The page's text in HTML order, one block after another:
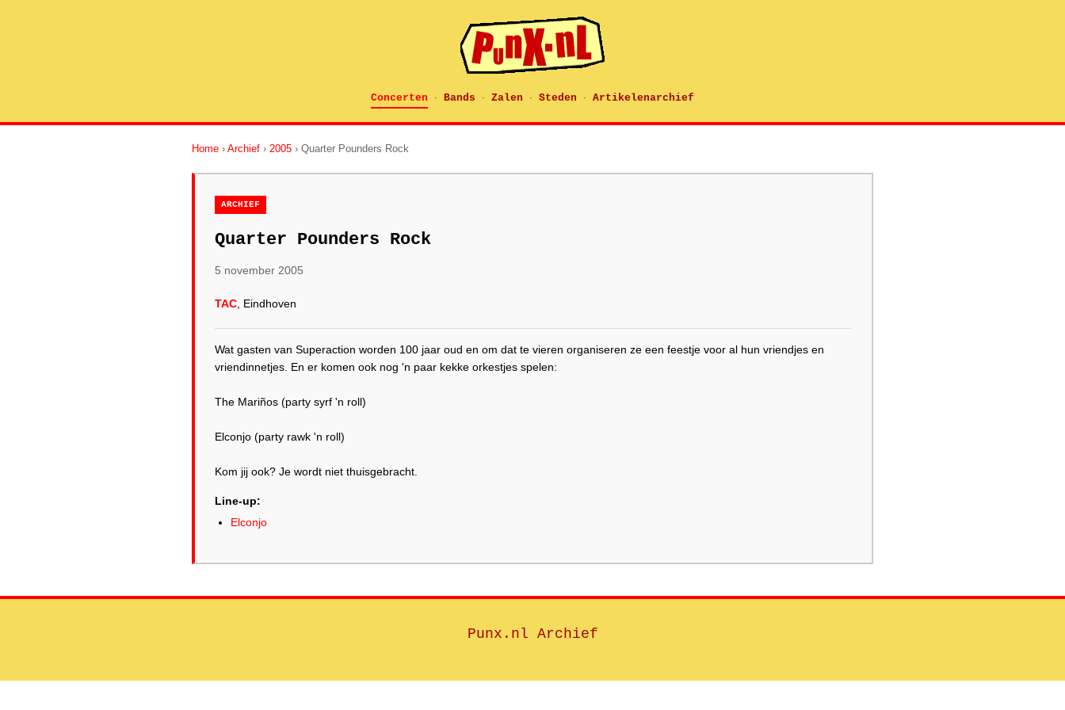
Concerten · Bands · Zalen · Steden · Artikelenarchief
Home › Archief › 2005 › Quarter Pounders Rock
ARCHIEF
Quarter Pounders Rock
5 november 2005
TAC , Eindhoven
Wat gasten van Superaction worden 100 jaar oud en om dat te vieren organiseren ze een feestje voor al hun vriendjes en
vriendinnetjes. En er komen ook nog 'n paar kekke orkestjes spelen:
The Mariños (party syrf 'n roll)
Elconjo (party rawk 'n roll)
Kom jij ook? Je wordt niet thuisgebracht.
Line-up:
Elconjo
Punx.nl Archief